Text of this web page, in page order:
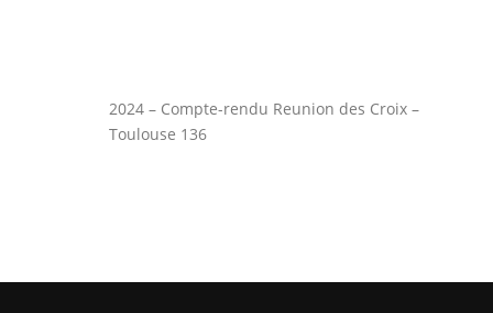
2024 – Compte-rendu Reunion des Croix –
Toulouse 136